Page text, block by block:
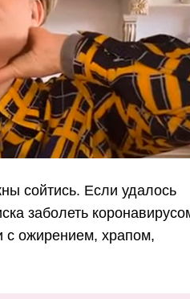
сойтись. Если удалось
заболеть
с ожирением, храпом,